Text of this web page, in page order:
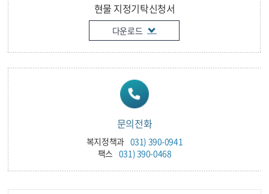
현물 지정기탁신청서
다운로드
문의전화
복지정책과 031) 390-0941
팩스 031) 390-0468